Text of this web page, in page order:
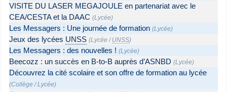
VISITE DU LASER MEGAJOULE en partenariat avec le
CEA/CESTA et la DAAC (Lycée)
Les Messagers : Une journée de formation (Lycée)
Jeux des lycées UNSS (Lycée / UNSS)
Les Messagers : des nouvelles ! (Lycée)
Beecozz : un succès en B-to-B auprès d’ASNBD (Lycée)
Découvrez la cité scolaire et son offre de formation au lycée
(Collège /Lycée)